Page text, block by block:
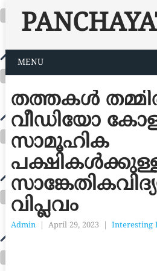
MENU
തത്തകൾ
വീഡിയോ
സാമൂഹിക
വിപ്ലവം
Admin April 29, 2023 Interesting